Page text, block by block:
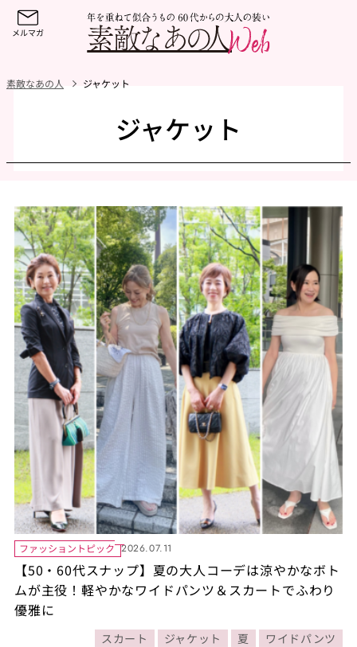
素敵なあの人 ジャケット
ジャケット
ファッショントピック 2026.07.11
【50・60代スナップ】夏の大人コーデは涼やかなボト
ムが主役！軽やかなワイドパンツ＆スカートでふわり
優雅に
スカート ジャケット 夏 ワイドパンツ